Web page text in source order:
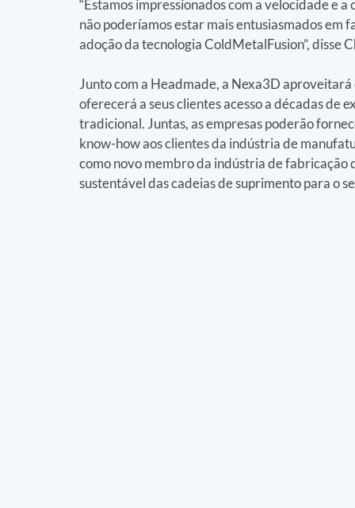
“Estamos impressionados com a velocidade e
não poderíamos estar mais entusiasmados em
adoção da tecnologia ColdMetalFusion”, disse
Junto com a Headmade, a Nexa3D
oferecerá a seus clientes acesso a décadas
tradicional. Juntas, as empresas poderão
know-how aos clientes da indústria de
como novo membro da indústria de
sustentável das cadeias de suprimento para o